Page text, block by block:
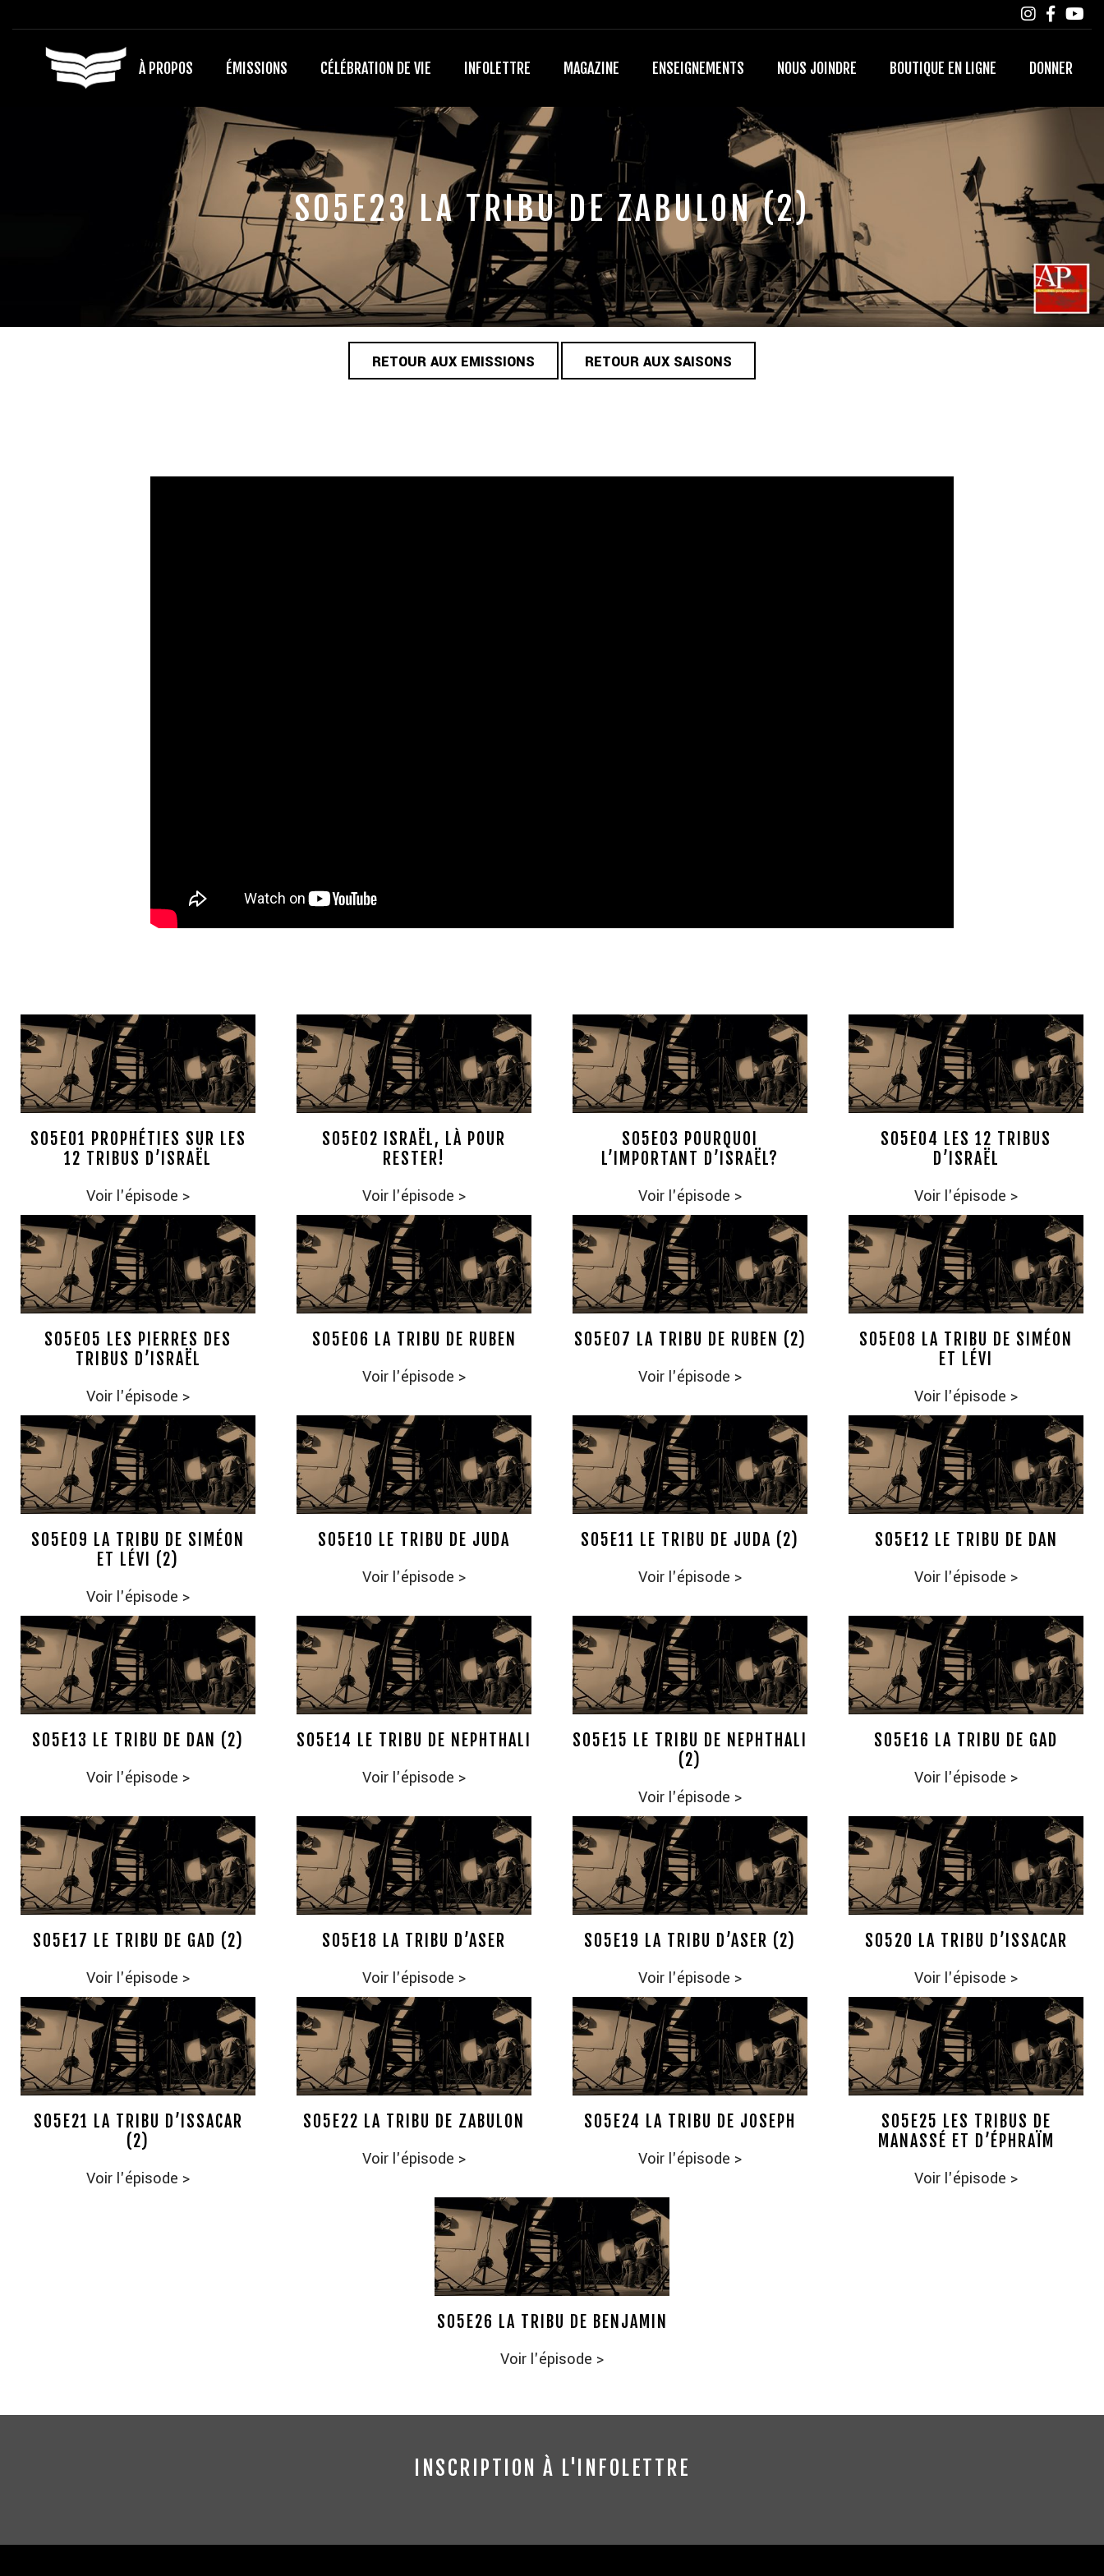
À PROPOS ÉMISSIONS CÉLÉBRATION DE VIE INFOLETTRE MAGAZINE ENSEIGNEMENTS NOUS JOINDRE BOUTIQUE EN LIGNE DONNER
S05E23 LA TRIBU DE ZABULON (2)
RETOUR AUX EMISSIONS RETOUR AUX SAISONS
S05E01 PROPHÉTIES SUR LES
12 TRIBUS D’ISRAËL
Voir l'épisode >
S05E02 ISRAËL, LÀ POUR
RESTER!
Voir l'épisode >
S05E03 POURQUOI
L’IMPORTANT D’ISRAËL?
Voir l'épisode >
S05E04 LES 12 TRIBUS
D’ISRAËL
Voir l'épisode >
S05E05 LES PIERRES DES
TRIBUS D’ISRAËL
Voir l'épisode >
S05E06 LA TRIBU DE RUBEN
Voir l'épisode >
S05E07 LA TRIBU DE RUBEN (2)
Voir l'épisode >
S05E08 LA TRIBU DE SIMÉON
ET LÉVI
Voir l'épisode >
S05E09 LA TRIBU DE SIMÉON
ET LÉVI (2)
Voir l'épisode >
S05E10 LE TRIBU DE JUDA
Voir l'épisode >
S05E11 LE TRIBU DE JUDA (2)
Voir l'épisode >
S05E12 LE TRIBU DE DAN
Voir l'épisode >
S05E13 LE TRIBU DE DAN (2)
Voir l'épisode >
S05E14 LE TRIBU DE NEPHTHALI
Voir l'épisode >
SO5E15 LE TRIBU DE NEPHTHALI
(2)
Voir l'épisode >
S05E16 LA TRIBU DE GAD
Voir l'épisode >
S05E17 LE TRIBU DE GAD (2)
Voir l'épisode >
S05E18 LA TRIBU D’ASER
Voir l'épisode >
S05E19 LA TRIBU D’ASER (2)
Voir l'épisode >
S0520 LA TRIBU D’ISSACAR
Voir l'épisode >
S05E21 LA TRIBU D’ISSACAR
(2)
Voir l'épisode >
S05E22 LA TRIBU DE ZABULON
Voir l'épisode >
S05E24 LA TRIBU DE JOSEPH
Voir l'épisode >
S05E25 LES TRIBUS DE
MANASSÉ ET D’ÉPHRAÏM
Voir l'épisode >
S05E26 LA TRIBU DE BENJAMIN
Voir l'épisode >
INSCRIPTION À L'INFOLETTRE